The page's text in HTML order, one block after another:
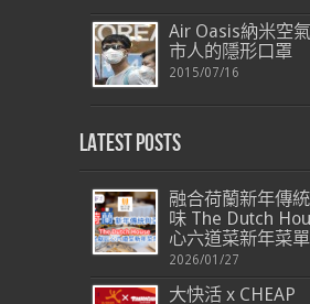
Air Oasis納米空
市人的隱形口罩
2015/07/16
Latest Posts
融合荷蘭新年傳
味 The Dutch
心六道菜新年菜單
2026/01/27
大快活 x CHEAP